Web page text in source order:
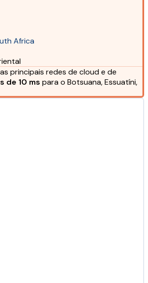
Africa
principais redes de cloud e de
de 10 ms para o Botsuana, Essuatíni,